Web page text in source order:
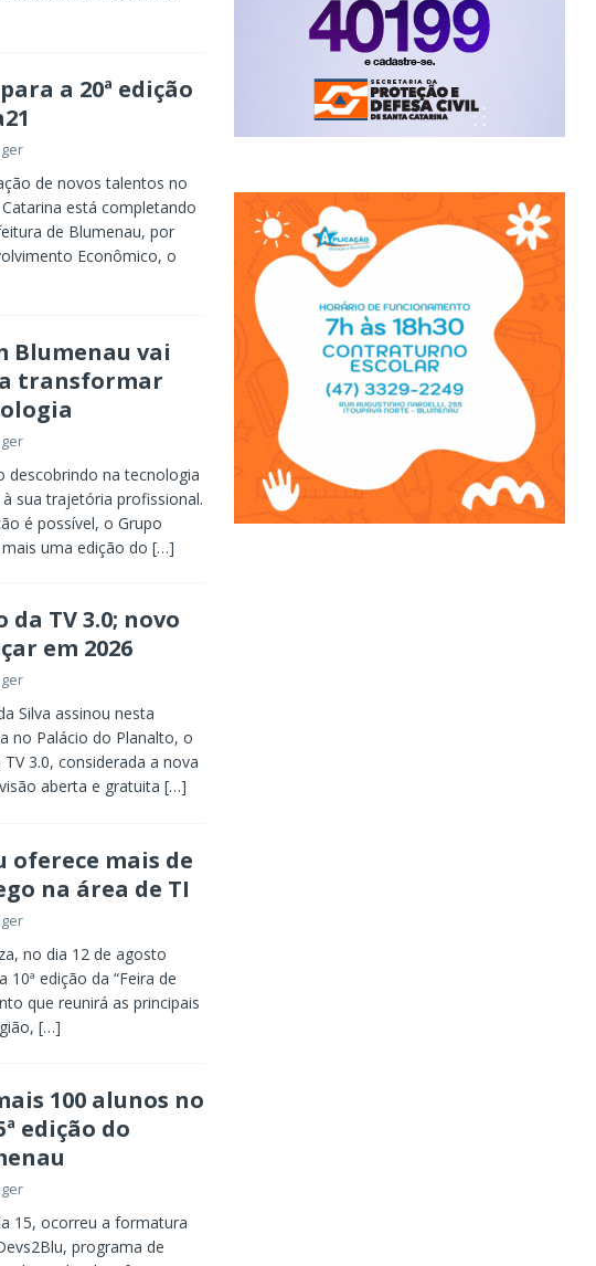
a 20ª edição
de novos talentos no
está completando
de Blumenau, por
Econômico, o
Blumenau vai
transformar
descobrindo na tecnologia
sua trajetória profissional.
é possível, o Grupo
uma edição do […]
TV 3.0; novo
em 2026
Silva assinou nesta
no Palácio do Planalto, o
3.0, considerada a nova
aberta e gratuita […]
oferece mais de
na área de TI
no dia 12 de agosto
edição da “Feira de
que reunirá as principais
[…]
100 alunos no
edição do
15, ocorreu a formatura
programa de